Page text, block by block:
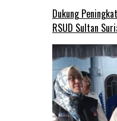
Dukung
RSUD Sultan